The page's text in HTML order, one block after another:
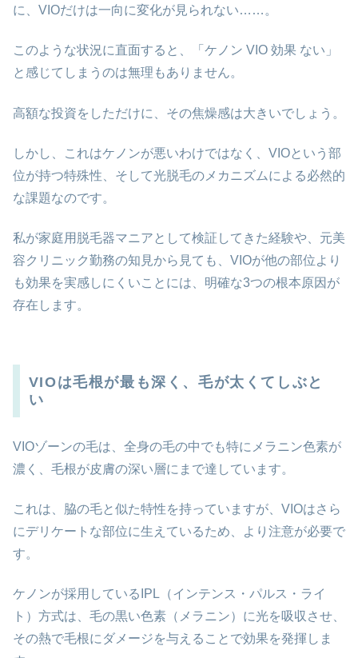
に、VIOだけは一向に変化が見られない……。
このような状況に直面すると、「ケノン VIO 効果 ない」
と感じてしまうのは無理もありません。
高額な投資をしただけに、その焦燥感は大きいでしょう。
しかし、これはケノンが悪いわけではなく、VIOという部
位が持つ特殊性、そして光脱毛のメカニズムによる必然的
な課題なのです。
私が家庭用脱毛器マニアとして検証してきた経験や、元美
容クリニック勤務の知見から見ても、VIOが他の部位より
も効果を実感しにくいことには、明確な3つの根本原因が
存在します。
VIOは毛根が最も深く、毛が太くてしぶと
い
VIOゾーンの毛は、全身の毛の中でも特にメラニン色素が
濃く、毛根が皮膚の深い層にまで達しています。
これは、脇の毛と似た特性を持っていますが、VIOはさら
にデリケートな部位に生えているため、より注意が必要で
す。
ケノンが採用しているIPL（インテンス・パルス・ライ
ト）方式は、毛の黒い色素（メラニン）に光を吸収させ、
その熱で毛根にダメージを与えることで効果を発揮しま